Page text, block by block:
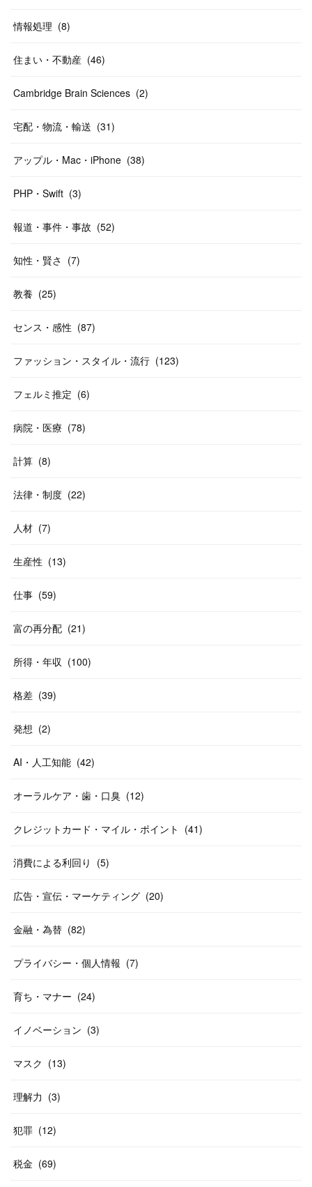
情報処理 (8)
住まい・不動産 (46)
Cambridge Brain Sciences (2)
宅配・物流・輸送 (31)
アップル・Mac・iPhone (38)
PHP・Swift (3)
報道・事件・事故 (52)
知性・賢さ (7)
教養 (25)
センス・感性 (87)
ファッション・スタイル・流行 (123)
フェルミ推定 (6)
病院・医療 (78)
計算 (8)
法律・制度 (22)
人材 (7)
生産性 (13)
仕事 (59)
富の再分配 (21)
所得・年収 (100)
格差 (39)
発想 (2)
AI・人工知能 (42)
オーラルケア・歯・口臭 (12)
クレジットカード・マイル・ポイント (41)
消費による利回り (5)
広告・宣伝・マーケティング (20)
金融・為替 (82)
プライバシー・個人情報 (7)
育ち・マナー (24)
イノベーション (3)
マスク (13)
理解力 (3)
犯罪 (12)
税金 (69)